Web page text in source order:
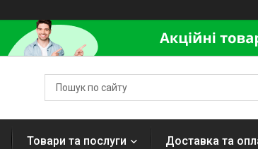
Товари та послуги Доставка та